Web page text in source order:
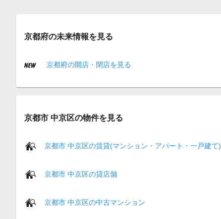
京都府の未来情報を見る
京都府の開店・閉店を見る
京都市 中京区の物件を見る
京都市 中京区の賃貸(マンション・アパート・一戸建て)
京都市 中京区の貸店舗
京都市 中京区の中古マンション